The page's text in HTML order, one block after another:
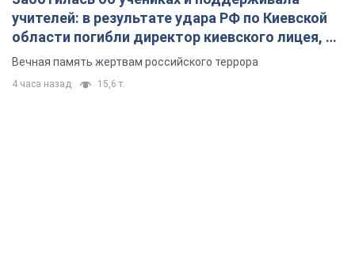
учителей: в результате удара РФ по Киевской
области погибли директор киевского лицея, её
муж и внук
Вечная память жертвам российского террора
4 часа назад 15,6 т.